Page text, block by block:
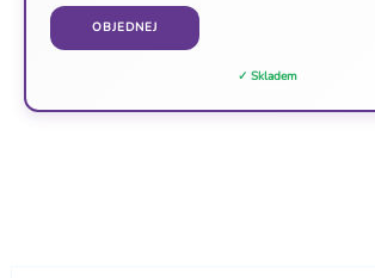
OBJEDNEJ
✓ Skladem